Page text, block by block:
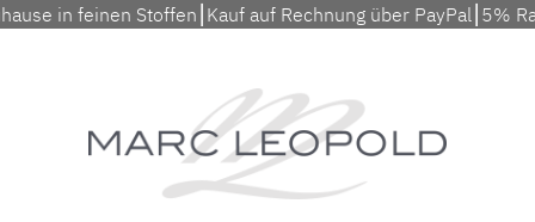
in feinen Stoffen⎮Kauf auf Rechnung über PayPal⎮5%